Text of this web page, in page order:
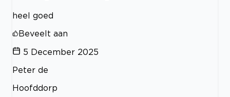
heel goed
Beveelt aan
5 December 2025
Peter de
Hoofddorp